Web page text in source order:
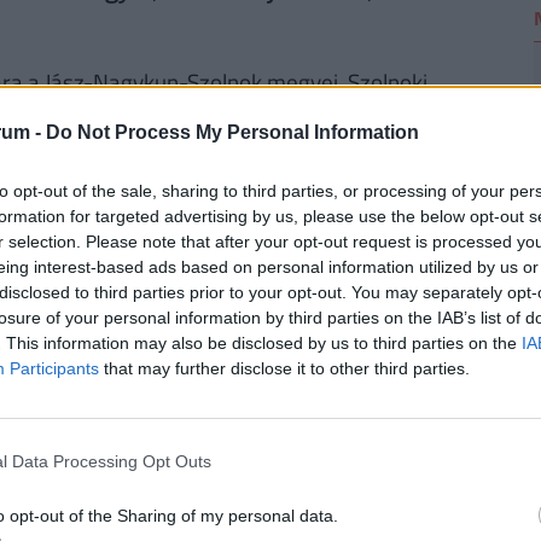
- Do Not Process My Personal Information
opt-out of the sale, sharing to third parties, or processing of your
for targeted advertising by us, please use the below opt-out
selection. Please note that after your opt-out request is processed
interest-based ads based on personal information utilized by us
to third parties prior to your opt-out. You may separately
of your personal information by third parties on the IAB’s list of
This information may also be disclosed by us to third parties on the
Participants that may further disclose it to other third parties.
Data Processing Opt Outs
opt-out of the Sharing of my personal data.
a Jász-Nagykun-Szolnok megyei, Szolnoki
négyzetméter
Rákócziújfalu településen 2018-ban:n.a.
járás (ahol Rákócziújfalu település
2014 2015 2016
2017
2014 2015 2016